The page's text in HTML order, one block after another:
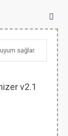
sağlar.
v2.1